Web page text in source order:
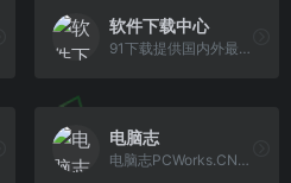
软件下载中心
91下载提供国内外最新的绿色免费软件下载中心,其中包含电脑软件、苹果应用、安卓应用等免费电脑/手机软件下载。想了解绿色免费软件下载更多内容,尽在91下载站!
电脑志
电脑志PCWorks.CN是一个IT技术的网友交流平台,为您提供第一手的浏览器资源、浏览器教程、科技新闻资讯、游戏资料等,欢迎各玩家或者开发商来投稿,在这里技术是免费的也是无价的!